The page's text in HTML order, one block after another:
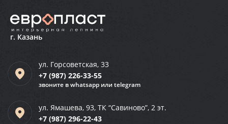
г. Казань
ул. Горсоветская, 33
+7 (987) 226-33-55
звоните в whatsapp или telegram
ул. Ямашева, 93, ТК “Савиново”, 2 эт.
+7 (987) 296-22-43